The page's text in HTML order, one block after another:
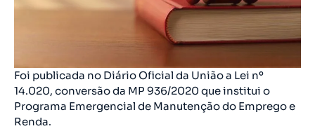
Foi publicada no Diário Oficial da União a Lei nº
14.020, conversão da MP 936/2020 que institui o
Programa Emergencial de Manutenção do Emprego e
Renda.